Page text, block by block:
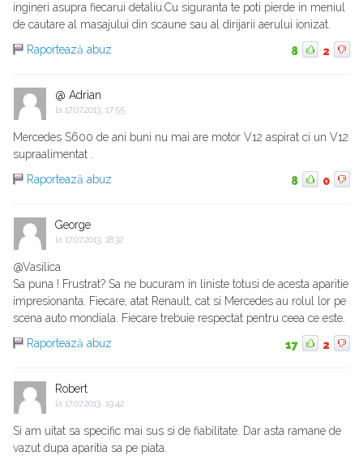
ingineri asupra fiecarui detaliu.Cu siguranta te poti pierde in meniul
de cautare al masajului din scaune sau al dirijarii aerului ionizat.
Raportează abuz
8 2
@ Adrian
la 17.07.2013, 17:55
Mercedes S600 de ani buni nu mai are motor V12 aspirat ci un V12
supraalimentat .
Raportează abuz
8 0
George
la 17.07.2013, 18:32
@Vasilica
Sa puna ! Frustrat? Sa ne bucuram in liniste totusi de acesta aparitie
impresionanta. Fiecare, atat Renault, cat si Mercedes au rolul lor pe
scena auto mondiala. Fiecare trebuie respectat pentru ceea ce este.
Raportează abuz
17 2
Robert
la 17.07.2013, 19:42
Si am uitat sa specific mai sus si de fiabilitate. Dar asta ramane de
vazut dupa aparitia sa pe piata.